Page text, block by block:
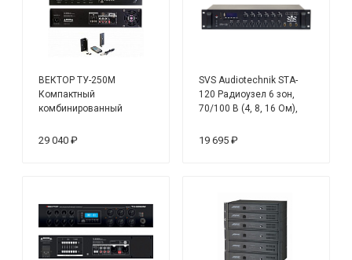
ВЕКТОР ТУ-250М
Компактный
комбинированный
29 040 ₽
SVS Audiotechnik STA-
120 Радиоузел 6 зон,
70/100 В (4, 8, 16 Ом),
Вт
19 695 ₽